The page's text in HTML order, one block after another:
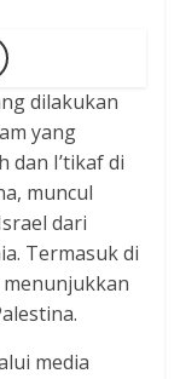
dilakukan
yang
dan I’tikaf di
muncul
dari
Termasuk di
menunjukkan
media